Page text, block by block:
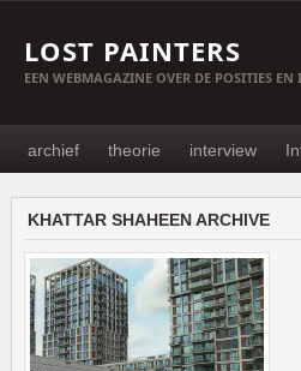
LOST PAINTERS
EEN WEBMAGAZINE OVER DE POSITIES
archief theorie interview
KHATTAR SHAHEEN ARCHIVE